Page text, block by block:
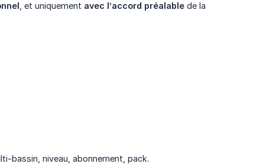
, et uniquement avec l’accord préalable de la
bassin, niveau, abonnement, pack.